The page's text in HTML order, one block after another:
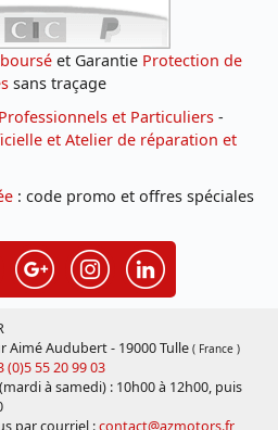
et Garantie Protection de
sans traçage
Professionnels et Particuliers -
et Atelier de réparation et
: code promo et offres spéciales
Aimé Audubert - 19000 Tulle ( France )
(0)5 55 20 99 03
à samedi) : 10h00 à 12h00, puis
par courriel :contact@azmotors.fr